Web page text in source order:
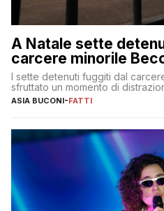
A Natale sette
carcere minorile
I sette detenuti fuggiti dal
sfruttato un momento di
ASIA BUCONI-FATTI